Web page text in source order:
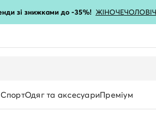
зі знижками до -35%! ЖІНОЧЕ
СпортОдяг та аксесуариПреміум